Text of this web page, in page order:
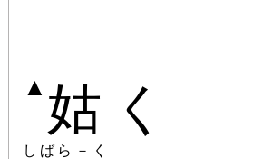
▲ 姑く
しばら－く